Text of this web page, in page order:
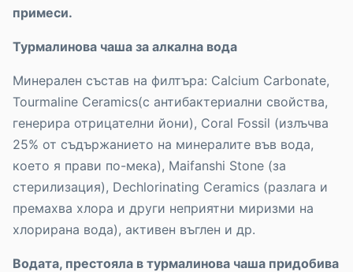
примеси.
Турмалинова чаша за алкална вода
Минерален състав на филтъра: Calcium Carbonate,
Tourmaline Ceramics(с антибактериални свойства,
генерира отрицателни йони), Coral Fossil (излъчва
25% от съдържанието на минералите във вода,
което я прави по-мека), Maifanshi Stone (за
стерилизация), Dechlorinating Ceramics (разлага и
премахва хлора и други неприятни миризми на
хлорирана вода), активен въглен и др.
Водата, престояла в турмалинова чаша придобива